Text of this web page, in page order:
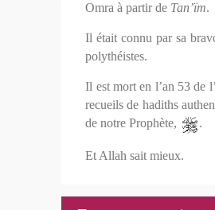
Omra à partir de Tan’ïm.
Il était connu par sa
polythéistes.
Il est mort en l’an 53 de
recueils de hadiths
de notre Prophète,
.
Et Allah sait mieux.